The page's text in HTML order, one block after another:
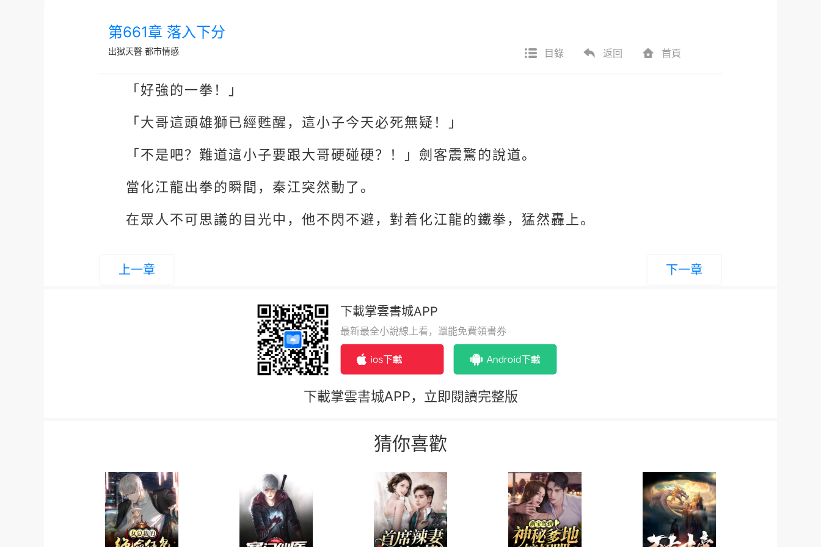
第661章 落入下分
出獄天醫 都市情感 目錄 返回 首頁
「好強的一拳！」
「大哥這頭雄獅已經甦醒，這小子今天必死無疑！」
「不是吧？難道這小子要跟大哥硬碰硬？！」劍客震驚的說道。
當化江龍出拳的瞬間，秦江突然動了。
在眾人不可思議的目光中，他不閃不避，對着化江龍的鐵拳，猛然轟上。
上一章 下一章
下載掌雲書城APP
最新最全小說線上看，還能免費領書券
下載掌雲書城APP，立即閱讀完整版
猜你喜歡